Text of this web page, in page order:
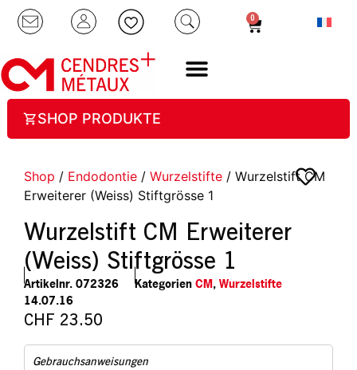
0
SHOP PRODUKTE
Shop / Endodontie / Wurzelstifte / Wurzelstift CM
Erweiterer (Weiss) Stiftgrösse 1
Wurzelstift CM Erweiterer
(Weiss) Stiftgrösse 1
Artikelnr. 072326 Kategorien CM, Wurzelstifte
14.07.16
CHF 23.50
Gebrauchsanweisungen